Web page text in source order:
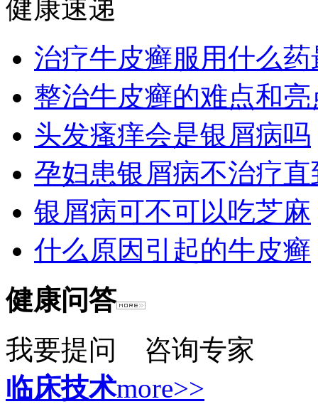
健康速递
治疗牛皮癣服用什么药
整治牛皮癣的难点和亮
头发瘙痒会是银屑病吗
孕妇患银屑病不治疗
银屑病可不可以吃芝麻
什么原因引起的牛皮癣
健康问答
我要提问
咨询专家
临床技术more>>